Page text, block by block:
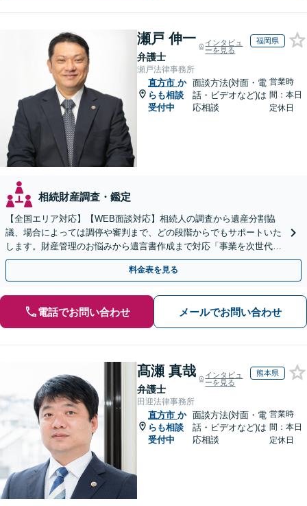
瀬戸 伸一
弁護士
インタビュ
ーを見る
福岡県
瀬戸法律事務所
直方市 か
らも相談
受付中
面談方法(対面・電
話・ビデオなど)は
応相談
営業時
間：本日
定休日
相続財産調査・鑑定
【全国エリア対応】【WEB面談対応】相続人の調査から遺産分割協
議、場合によっては調停や審判まで、どの段階からでもサポートいた
します。財産管理のお悩みから遺言書作成まで対応「事業を次世代に
引き継ぐ安心の事業承継をサポート」【完全個室相談】
料金表を見る
電話でお問い合わせ メールでお問い合わせ
髙瀬 真哉
弁護士
インタビュ
ーを見る
熊本県
田迎法律事務所
直方市 か
らも相談
受付中
面談方法(対面・電
話・ビデオなど)は
応相談
営業時
間：本日
定休日